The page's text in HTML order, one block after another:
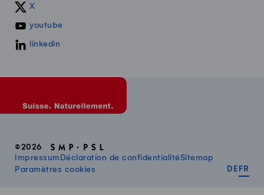
X
youtube
linkedin
©2026
Impressum Déclaration de confidentialitéSitemap
Paramètres cookies
DE FR